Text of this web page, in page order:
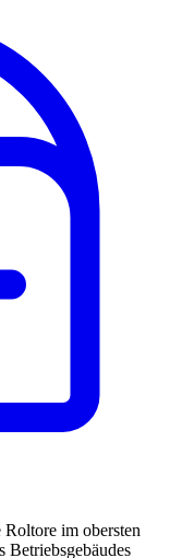
im obersten
Betriebsgebäudes